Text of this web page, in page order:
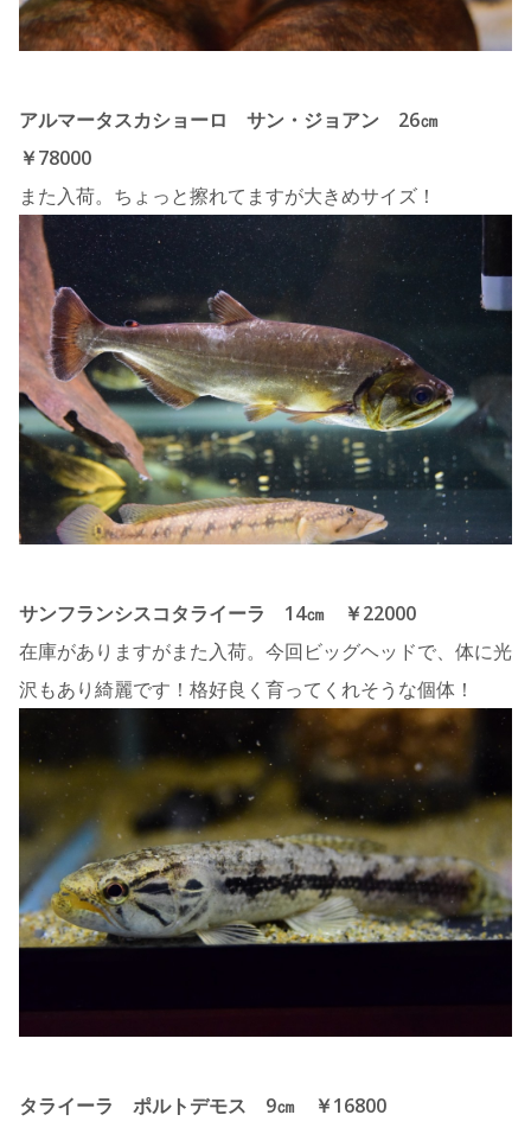
アルマータスカショーロ サン・ジョアン 26㎝
￥78000
また入荷。ちょっと擦れてますが大きめサイズ！
サンフランシスコタライーラ 14㎝ ￥22000
在庫がありますがまた入荷。今回ビッグヘッドで、体に光
沢もあり綺麗です！格好良く育ってくれそうな個体！
タライーラ ポルトデモス 9㎝ ￥16800